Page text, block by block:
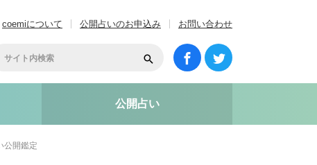
coemiについて 公開占いのお申込み お問い合わせ
公開占い
公開鑑定